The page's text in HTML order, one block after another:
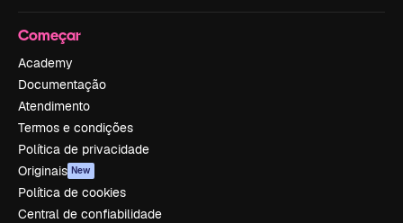
Começar
Academy
Documentação
Atendimento
Termos e condições
Política de privacidade
Originais New
Política de cookies
Central de confiabilidade